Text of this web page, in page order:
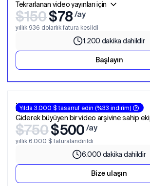
Tekrarlanan video yayınları için
$150$78 /ay
yıllık 936 dolarlık fatura kesildi
1.200 dakika dahildir
Başlayın
Yılda 3.000 $ tasarruf edin (%33 indirim)
İş Dünyası
Giderek büyüyen birvideo arşivinesahip
$750$500 /ay
yıllık 6.000 $ faturalandırıldı
6.000 dakika dahildir
Bize ulaşın